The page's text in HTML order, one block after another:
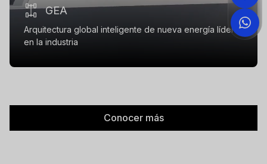
GEA
Arquitectura global inteligente de nueva energía líder
en la industria
Conocer más